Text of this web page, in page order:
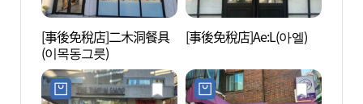
[事後免稅店]二木洞餐具
(이목동그릇)
[事後免稅店]Ae:L(아엘)